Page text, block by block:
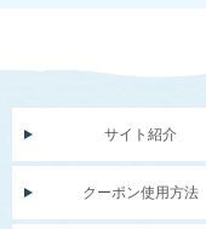
サイト紹介
クーポン使用方法